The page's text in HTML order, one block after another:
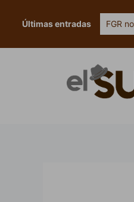
Últimas entradas FGR